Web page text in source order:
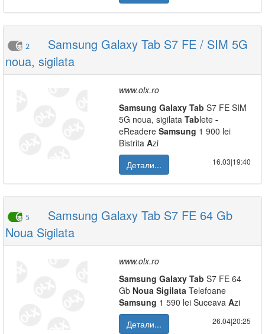
2
Samsung Galaxy Tab S7 FE / SIM 5G
noua, sigilata
www.olx.ro
Samsung Galaxy Tab S7 FE SIM
5G noua, sigilata Tablete -
eReadere Samsung 1 900 lei
Bistrita Azi
Детали...
16.03|19:40
5
Samsung Galaxy Tab S7 FE 64 Gb
Noua Sigilata
www.olx.ro
Samsung Galaxy Tab S7 FE 64
Gb Noua Sigilata Telefoane
Samsung 1 590 lei Suceava Azi
Детали...
26.04|20:25